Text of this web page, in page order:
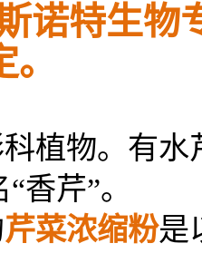
诺特生物
植物。有
香芹”。
芹菜浓缩粉是